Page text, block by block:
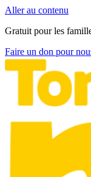
Aller au contenu
Gratuit pour les
Faire un don pour